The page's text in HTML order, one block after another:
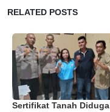
RELATED POSTS
Sertifikat Tanah Diduga